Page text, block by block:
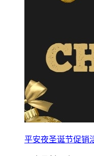
平安夜圣诞节促销